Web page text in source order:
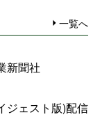
一覧へ
新聞社
ジェスト版)配信